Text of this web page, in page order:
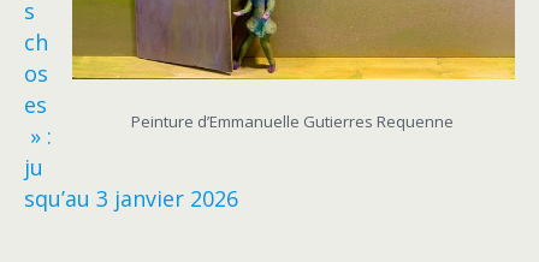
Peinture d’Emmanuelle Gutierres Requenne
s
ch
os
es
» :
ju
squ’au 3 janvier 2026